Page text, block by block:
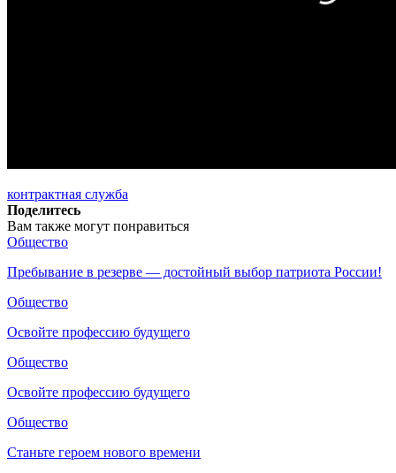
контрактная служба
Поделитесь
Вам также могут понравиться
Общество
Пребывание в резерве — достойный выбор патриота России!
Общество
Освойте профессию будущего
Общество
Освойте профессию будущего
Общество
Станьте героем нового времени